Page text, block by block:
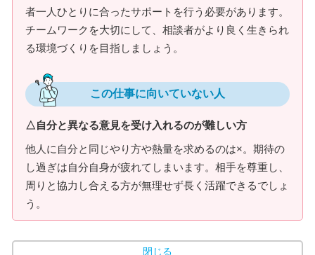
者一人ひとりに合ったサポートを行う必要があります。
チームワークを大切にして、相談者がより良く生きられ
る環境づくりを目指しましょう。
この仕事に向いていない人
△自分と異なる意見を受け入れるのが難しい方
他人に自分と同じやり方や熱量を求めるのは×。期待の
し過ぎは自分自身が疲れてしまいます。相手を尊重し、
周りと協力し合える方が無理せず長く活躍できるでしょ
う。
閉じる